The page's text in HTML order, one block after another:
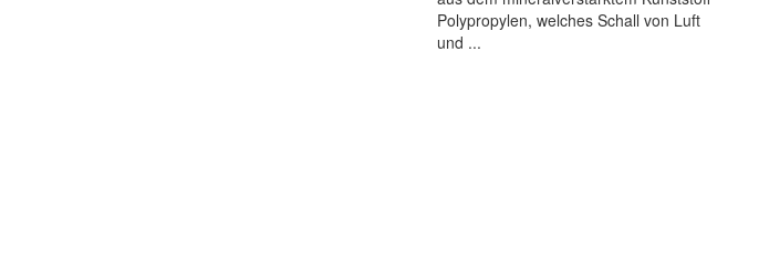
Polypropylen, welches Schall von Luft
und ...